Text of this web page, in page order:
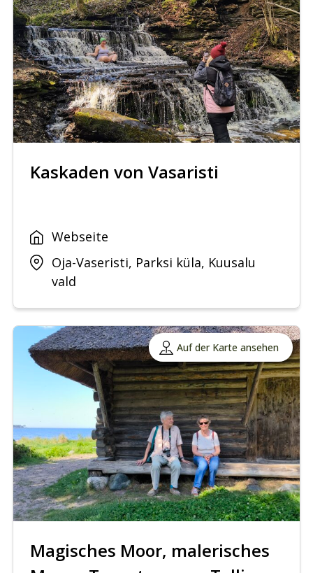
Kaskaden von Vasaristi
Webseite
Oja-Vaseristi, Parksi küla, Kuusalu
vald
Auf der Karte ansehen
Magisches Moor, malerisches